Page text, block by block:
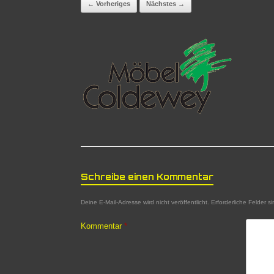
← Vorheriges Nächstes →
Schreibe einen Kommentar
Deine E-Mail-Adresse wird nicht veröffentlicht. Erforderliche Felder
Kommentar *